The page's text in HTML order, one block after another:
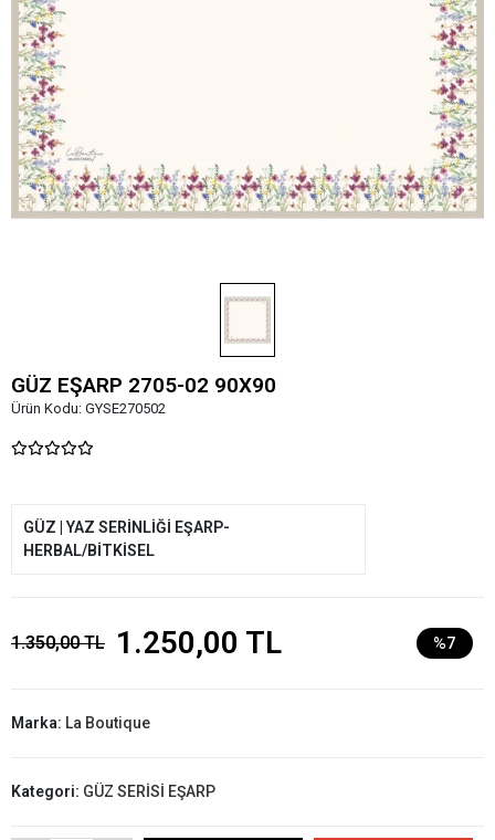
GÜZ EŞARP 2705-02 90X90
Ürün Kodu: GYSE270502
GÜZ | YAZ SERİNLİĞİ EŞARP-
HERBAL/BİTKİSEL
1.350,00 TL 1.250,00 TL %7
Marka: La Boutique
Kategori: GÜZ SERİSİ EŞARP